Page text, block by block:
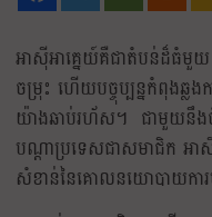
អាស៊ីអាគ្នេយ៍គឺជាតំបន់ដ៏ធំមួ
ចម្រុះ ហើយបច្ចុប្បន្នកំពុងឆ្ល
យ៉ាងឆាប់រហ័ស។ ជាមួយនឹងចំ
បណ្ដាប្រទេសជាសមាជិក អាស៊ី
សំខាន់នៃគោលនយោបាយកា